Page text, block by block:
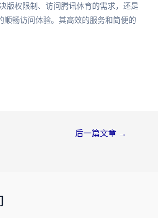
版权限制、访问腾讯体育的需求，还是
畅访问体验。其高效的服务和简便的
后一篇文章 →